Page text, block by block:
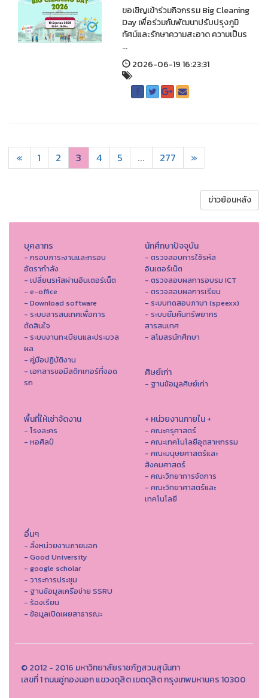
ขอเชิญเข้าร่วมกิจกรรม Big Cleaning
Day เพื่อร่วมกันพัฒนาปรับปรุงภูมิ
ทัศน์และรักษาความสะอาด ความเป็นร
...
2026-06-19 16:23:31
« 1 2 3 4 5 ... 277 »
ข่าวย้อนหลัง
บุคลากร
- กรอบภาระงานและกรอบ
อัตรากำลัง
- เปลี่ยนรหัสผ่านอินเตอร์เน็ต
- e-office
- Download software
- ระบบสารสนเทศเพื่อการ
ตัดสินใจ
- ระบบงานทะเบียนและประมวล
ผล
- คู่มือปฏิบัติงาน
- เอกสารขอมีสติกเกอร์ที่จอด
รถ
นักศึกษาปัจจุบัน
- ตรวจสอบการใช้รหัส
อินเตอร์เน็ต
- ตรวจสอบผลการอบรม ICT
- ตรวจสอบผลการเรียน
- ระบบทดสอบภาษา (speexx)
- ระบบยืมคืนทรัพยากร
สารสนเทศ
- สโมสรนักศึกษา
ศิษย์เก่า
- ฐานข้อมูลศิษย์เก่า
พื้นที่ให้เช่าจัดงาน
- โรงละคร
- หอศิลป์
+ หน่วยงานภายใน +
- คณะครุศาสตร์
- คณะเทคโนโลยีอุตสาหกรรม
- คณะมนุษยศาสตร์และ
สังคมศาสตร์
- คณะวิทยาการจัดการ
- คณะวิทยาศาสตร์และ
เทคโนโลยี
อื่นๆ
- ลิ้งหน่วยงานภายนอก
- Good University
- google scholar
- วาระการประชุม
- ฐานข้อมูลเครือข่าย SSRU
- ร้องเรียน
- ข้อมูลเปิดเผยสาธารณะ
© 2012 - 2016 มหาวิทยาลัยราชภัฏสวนสุนันทา
เลขที่ 1 ถนนอู่ทองนอก แขวงดุสิต เขตดุสิต กรุงเทพมหานคร 10300